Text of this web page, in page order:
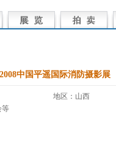
2008中国平遥国际消防摄影展
地区：山西
等